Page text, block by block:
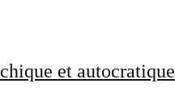
et autocratique